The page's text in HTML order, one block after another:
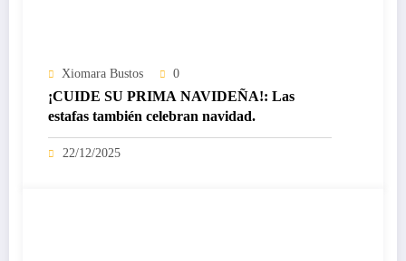
Xiomara Bustos 0
¡CUIDE SU PRIMA NAVIDEÑA!: Las
estafas también celebran navidad.
22/12/2025